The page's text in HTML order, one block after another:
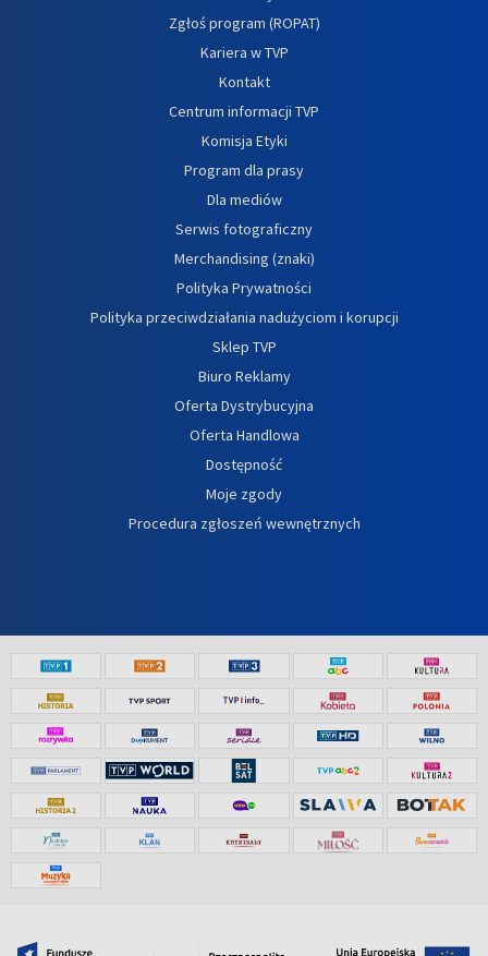
Zgłoś program (ROPAT)
Kariera w TVP
Kontakt
Centrum informacji TVP
Komisja Etyki
Program dla prasy
Dla mediów
Serwis fotograficzny
Merchandising (znaki)
Polityka Prywatności
Polityka przeciwdziałania nadużyciom i korupcji
Sklep TVP
Biuro Reklamy
Oferta Dystrybucyjna
Oferta Handlowa
Dostępność
Moje zgody
Procedura zgłoszeń wewnętrznych